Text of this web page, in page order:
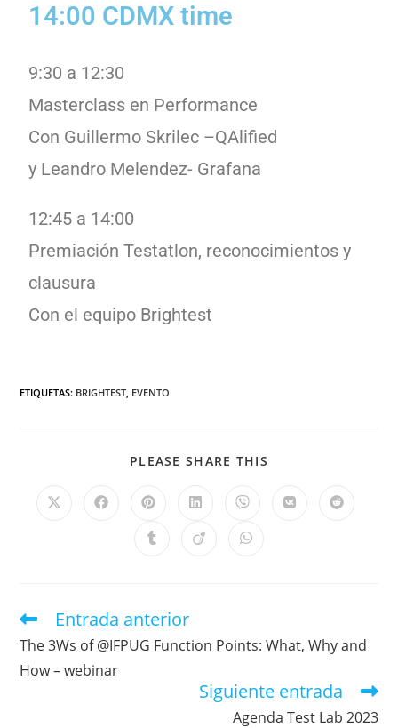
14:00 CDMX time
9:30 a 12:30
Masterclass en Performance
Con Guillermo Skrilec –QAlified
y Leandro Melendez- Grafana
12:45 a 14:00
Premiación Testatlon, reconocimientos y
clausura
Con el equipo Brightest
ETIQUETAS: BRIGHTEST, EVENTO
PLEASE SHARE THIS
Entrada anterior
The 3Ws of @IFPUG Function Points: What, Why and
How – webinar
Siguiente entrada
Agenda Test Lab 2023